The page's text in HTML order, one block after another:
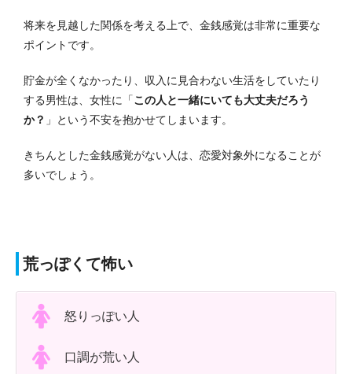
将来を見越した関係を考える上で、金銭感覚は非常に重要な
ポイントです。
貯金が全くなかったり、収入に見合わない生活をしていたり
する男性は、女性に「この人と一緒にいても大丈夫だろう
か？ 」という不安を抱かせてしまいます。
きちんとした金銭感覚がない人は、恋愛対象外になることが
多いでしょう。
荒っぽくて怖い
怒りっぽい人
口調が荒い人